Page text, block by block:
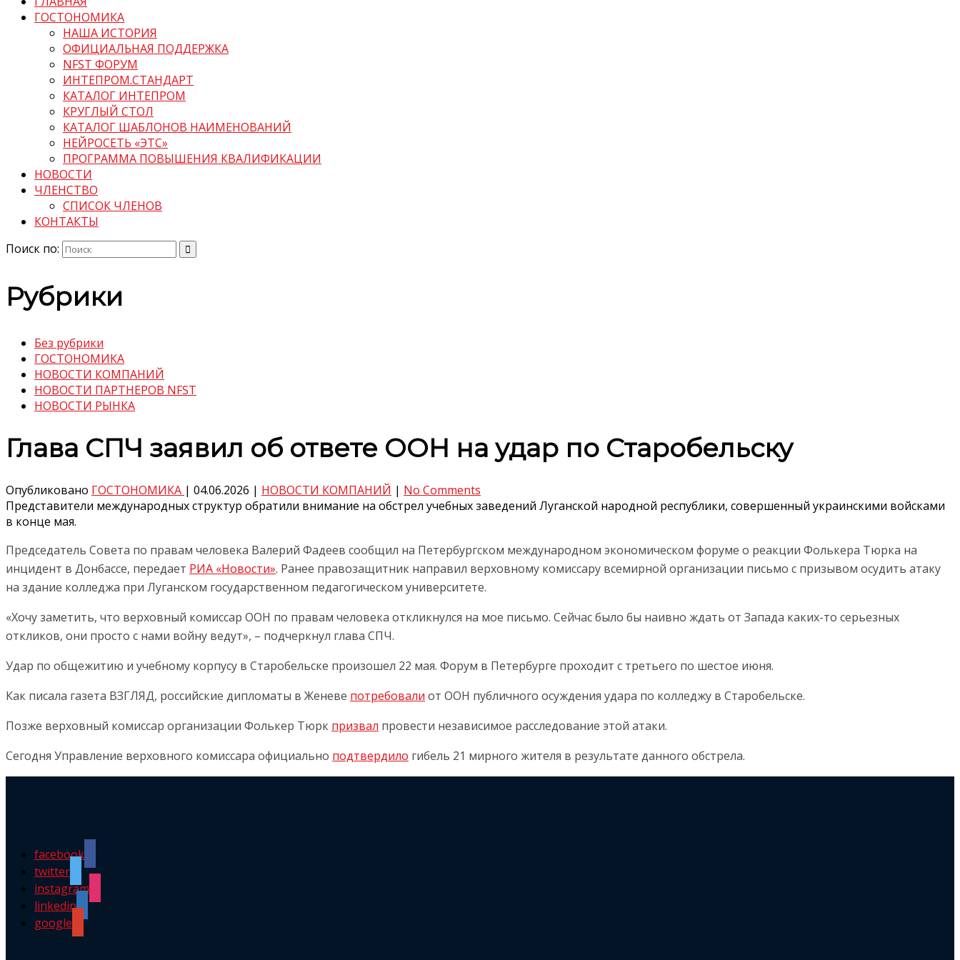
ГОСТОНОМИКА
НАША ИСТОРИЯ
ОФИЦИАЛЬНАЯ ПОДДЕРЖКА
NFST ФОРУМ
ИНТЕПРОМ.СТАНДАРТ
КАТАЛОГ ИНТЕПРОМ
КРУГЛЫЙ СТОЛ
КАТАЛОГ ШАБЛОНОВ НАИМЕНОВАНИЙ
НЕЙРОСЕТЬ «ЭТС»
ПРОГРАММА ПОВЫШЕНИЯ КВАЛИФИКАЦИИ
НОВОСТИ
ЧЛЕНСТВО
СПИСОК ЧЛЕНОВ
КОНТАКТЫ
Поиск по:
Рубрики
Без рубрики
ГОСТОНОМИКА
НОВОСТИ КОМПАНИЙ
НОВОСТИ ПАРТНЕРОВ NFST
НОВОСТИ РЫНКА
Глава СПЧ заявил об ответе ООН на удар по Старобельску
Опубликовано ГОСТОНОМИКА | 04.06.2026 | НОВОСТИ КОМПАНИЙ | No Comments
Представители международных структур обратили внимание на обстрел учебных заведений Луганской народной республики, совершенный украинскими войсками
в конце мая.
Председатель Совета по правам человека Валерий Фадеев сообщил на Петербургском международном экономическом форуме о реакции Фолькера Тюрка на
инцидент в Донбассе, передает РИА «Новости». Ранее правозащитник направил верховному комиссару всемирной организации письмо с призывом осудить атаку
на здание колледжа при Луганском государственном педагогическом университете.
«Хочу заметить, что верховный комиссар ООН по правам человека откликнулся на мое письмо. Сейчас было бы наивно ждать от Запада каких-то серьезных
откликов, они просто с нами войну ведут», – подчеркнул глава СПЧ.
Удар по общежитию и учебному корпусу в Старобельске произошел 22 мая. Форум в Петербурге проходит с третьего по шестое июня.
Как писала газета ВЗГЛЯД, российские дипломаты в Женеве потребовали от ООН публичного осуждения удара по колледжу в Старобельске.
Позже верховный комиссар организации Фолькер Тюрк призвал провести независимое расследование этой атаки.
Сегодня Управление верховного комиссара официально подтвердило гибель 21 мирного жителя в результате данного обстрела.
facebook
twitter
instagram
linkedin
google